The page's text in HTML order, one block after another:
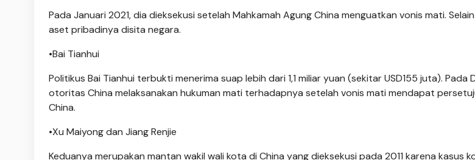
Pada Januari 2021, dia dieksekusi setelah Mahkamah Agung China menguatkan vonis mati.
aset pribadinya disita negara.
•Bai Tianhui
Politikus Bai Tianhui terbukti menerima suap lebih dari 1,1 miliar yuan (sekitar USD155 juta). Pada
otoritas China melaksanakan hukuman mati terhadapnya setelah vonis mati mendapat
China.
•Xu Maiyong dan Jiang Renjie
Keduanya merupakan mantan wakil wali kota di China yang dieksekusi pada 2011 karena kasus